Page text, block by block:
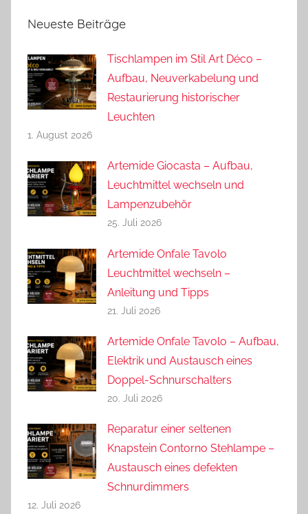
Neueste Beiträge
Tischlampen im Stil Art Déco –
Aufbau, Neuverkabelung und
Restaurierung historischer
Leuchten
1. August 2026
Artemide Giocasta – Aufbau,
Leuchtmittel wechseln und
Lampenzubehör
25. Juli 2026
Artemide Onfale Tavolo
Leuchtmittel wechseln –
Anleitung und Tipps
21. Juli 2026
Artemide Onfale Tavolo – Aufbau,
Elektrik und Austausch eines
Doppel-Schnurschalters
20. Juli 2026
Reparatur einer seltenen
Knapstein Contorno Stehlampe –
Austausch eines defekten
Schnurdimmers
12. Juli 2026